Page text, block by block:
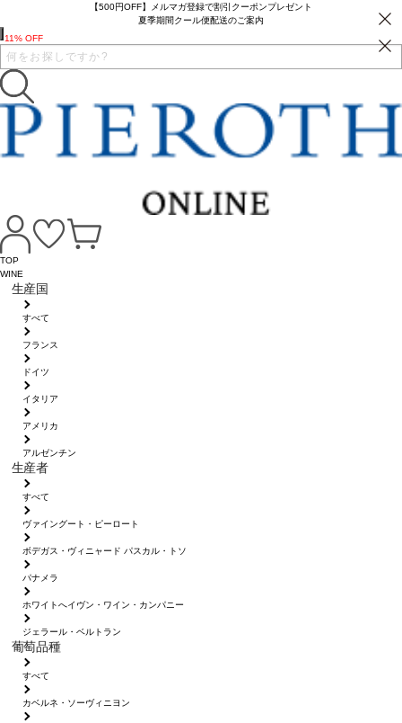
【500円OFF】メルマガ登録で割引クーポンプレゼント
夏季期間クール便配送のご案内
TOP
WINE
生産国
すべて
フランス
ドイツ
イタリア
アメリカ
アルゼンチン
生産者
すべて
ヴァイングート・ピーロート
ボデガス・ヴィニャード パスカル・トソ
パナメラ
ホワイトへイヴン・ワイン・カンパニー
ジェラール・ベルトラン
葡萄品種
すべて
カベルネ・ソーヴィニヨン
11% OFF